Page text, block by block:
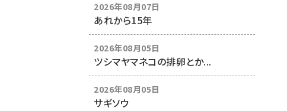
2026年08月07日
あれから15年
2026年08月05日
ツシマヤマネコの排卵とか...
2026年08月05日
サギソウ